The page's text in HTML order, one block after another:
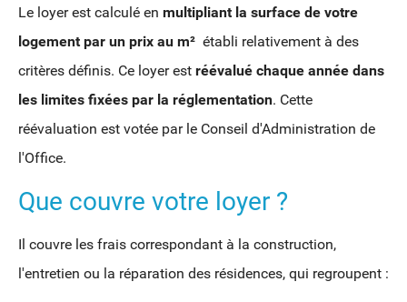
Le loyer est calculé en multipliant la surface de votre
logement par un prix au m² établi relativement à des
critères définis. Ce loyer est réévalué chaque année dans
les limites fixées par la réglementation. Cette
réévaluation est votée par le Conseil d'Administration de
l'Office.
Que couvre votre loyer ?
I l couvre les frais correspondant à la construction,
l'entretien ou la réparation des résidences, qui regroupent :